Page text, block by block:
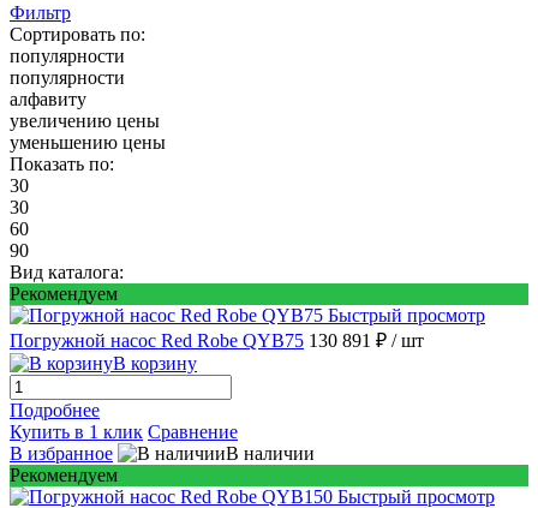
Фильтр
Сортировать по:
популярности
популярности
алфавиту
увеличению цены
уменьшению цены
Показать по:
30
30
60
90
Вид каталога:
Рекомендуем
Быстрый просмотр
Погружной насос Red Robe QYB75 130 891 ₽ / шт
В корзину
Подробнее
Купить в 1 клик Сравнение
В избранное
В наличии
Рекомендуем
Быстрый просмотр